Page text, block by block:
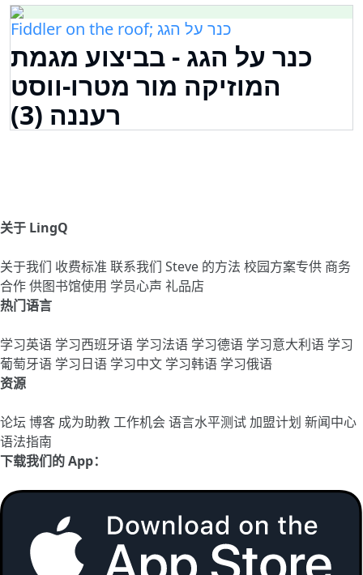
Fiddler on the roof; כנר על הגג
כנר על הגג - בביצוע מגמת
המוזיקה מור מטרו-ווסט
רעננה (3)
关于 LingQ
关于我们 收费标准 联系我们 Steve 的方法 校园方案专供 商务
合作供图书馆使用 学员心声 礼品店
热门语言
学习英语 学习西班牙语 学习法语 学习德语 学习意大利语 学习
葡萄牙语 学习日语 学习中文 学习韩语 学习俄语
资源
论坛 博客 成为助教工作机会语言水平测试加盟计划 新闻中心
语法指南
下载我们的 App：